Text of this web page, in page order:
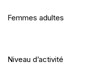
Femmes adultes
Niveau d’activité